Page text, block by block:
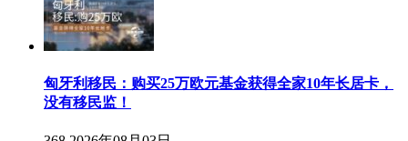
匈牙利移民：购买25万欧元基金获得全家10年长居卡，
没有移民监！